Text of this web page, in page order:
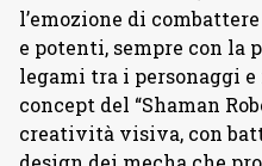
l’emozione di
e potenti, sempre con la
legami tra i personaggi
concept del “Shaman
creatività visiva, con